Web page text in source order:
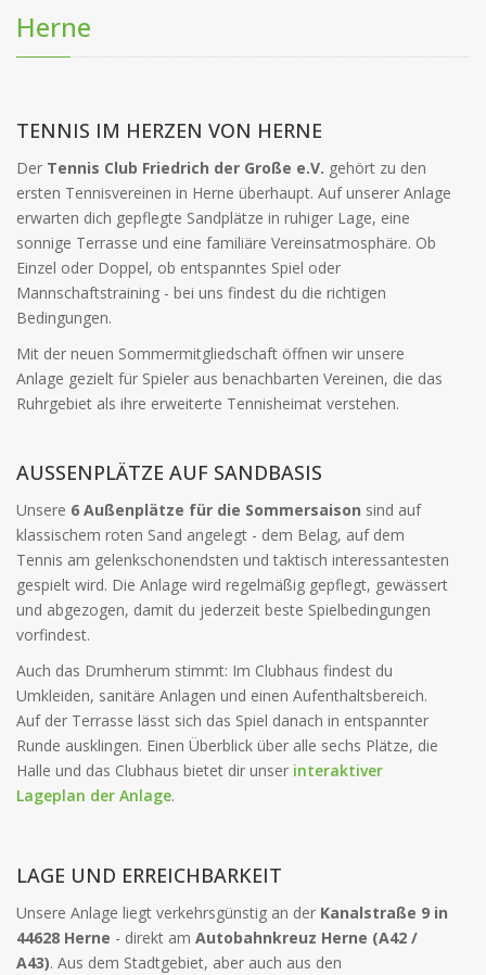
Herne
TENNIS IM HERZEN VON HERNE
Der Tennis Club Friedrich der Große e.V. gehört zu den
ersten Tennisvereinen in Herne überhaupt. Auf unserer Anlage
erwarten dich gepflegte Sandplätze in ruhiger Lage, eine
sonnige Terrasse und eine familiäre Vereinsatmosphäre. Ob
Einzel oder Doppel, ob entspanntes Spiel oder
Mannschaftstraining - bei uns findest du die richtigen
Bedingungen.
Mit der neuen Sommermitgliedschaft öffnen wir unsere
Anlage gezielt für Spieler aus benachbarten Vereinen, die das
Ruhrgebiet als ihre erweiterte Tennisheimat verstehen.
AUSSENPLÄTZE AUF SANDBASIS
Unsere 6 Außenplätze für die Sommersaison sind auf
klassischem roten Sand angelegt - dem Belag, auf dem
Tennis am gelenkschonendsten und taktisch interessantesten
gespielt wird. Die Anlage wird regelmäßig gepflegt, gewässert
und abgezogen, damit du jederzeit beste Spielbedingungen
vorfindest.
Auch das Drumherum stimmt: Im Clubhaus findest du
Umkleiden, sanitäre Anlagen und einen Aufenthaltsbereich.
Auf der Terrasse lässt sich das Spiel danach in entspannter
Runde ausklingen. Einen Überblick über alle sechs Plätze, die
Halle und das Clubhaus bietet dir unser interaktiver
Lageplan der Anlage.
LAGE UND ERREICHBARKEIT
Unsere Anlage liegt verkehrsgünstig an der Kanalstraße 9 in
44628 Herne - direkt am Autobahnkreuz Herne (A42 /
A43). Aus dem Stadtgebiet, aber auch aus den